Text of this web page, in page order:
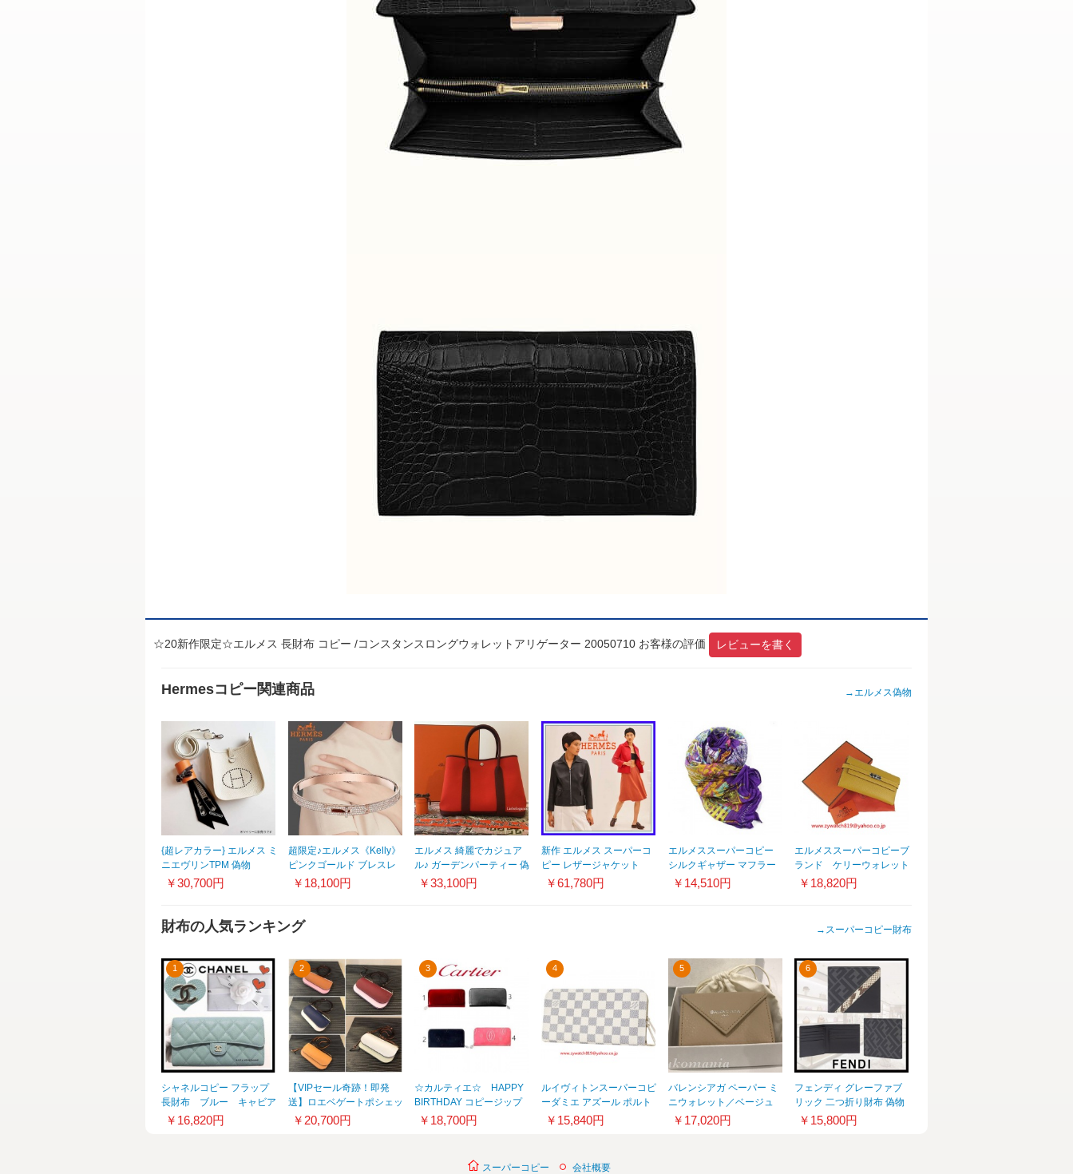
☆20新作限定☆エルメス 長財布 コピー /コンスタンスロングウォレットアリゲーター 20050710 お客様の評価 レビューを書く
Hermesコピー関連商品 →エルメス偽物
{超レアカラー} エルメス ミ
ニエヴリンTPM 偽物
EvelyneTPM エヴリンミニ
￥30,700円
超限定♪エルメス《Kelly》
ピンクゴールド ブレスレ
ットコピーH109500B
￥18,100円
エルメス 綺麗でカジュア
ル♪ ガーデンパーティー 偽
物☆ Garden Party36
￥33,100円
新作 エルメス スーパーコ
ピー レザージャケット
100％ラムスキン 無地 2カ
￥61,780円
エルメススーパーコピー
シルクギャザー マフラー
バーブル HR12596
￥14,510円
エルメススーパーコピーブ
ランド ケリーウォレット
イエロー HR12033
￥18,820円
財布の人気ランキング → スーパーコピー財布
1
シャネルコピー フラップ
長財布 ブルー キャビア
スキン 20050506
￥16,820円
2
【VIPセール奇跡！即発
送】ロエベゲートポシェッ
トウォレット113.54.Z68ス
￥20,700円
3
☆カルティエ☆ HAPPY
BIRTHDAY コピージップ
ウォレットLkd39
￥18,700円
4
ルイヴィトンスーパーコピ
ーダミエ アズール ポルト
フォイユアンソリット 長
￥15,840円
5
バレンシアガ ペーパー ミ
ニウォレット／ベージュ
折りたたみ財布 8091901
￥17,020円
6
フェンディ グレーファブ
リック 二つ折り財布 偽物
7M0169AJF9F06HW
￥15,800円
スーパーコピー 会社概要